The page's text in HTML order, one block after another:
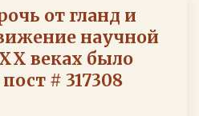
от гланд и
научной
веках было
# 317308